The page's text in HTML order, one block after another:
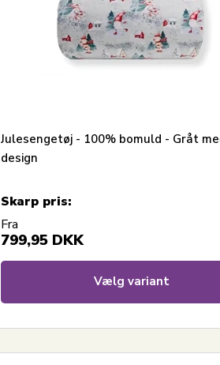
Julesengetøj - 100% bomuld - Gråt
design
Skarp pris:
Fra
799,95 DKK
Vælg variant